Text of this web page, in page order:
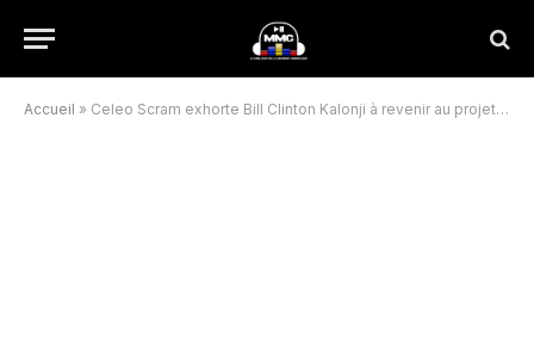
Accueil » Celeo Scram exhorte Bill Clinton Kalonji à revenir au projet “Dynastie”